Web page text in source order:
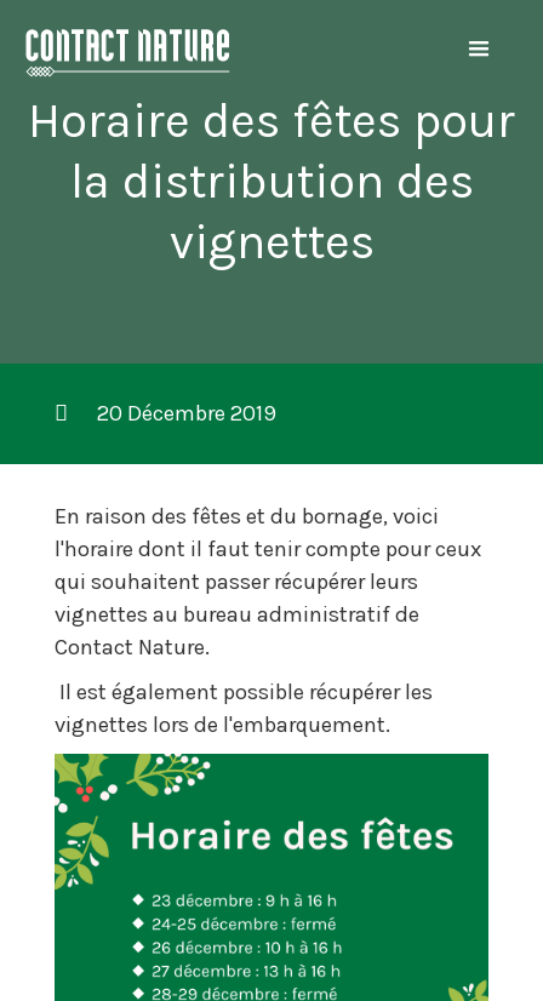
Horaire des fêtes pour
la distribution des
vignettes
20 Décembre 2019
En raison des fêtes et du bornage, voici
l'horaire dont il faut tenir compte pour ceux
qui souhaitent passer récupérer leurs
vignettes au bureau administratif de
Contact Nature.
Il est également possible récupérer les
vignettes lors de l'embarquement.